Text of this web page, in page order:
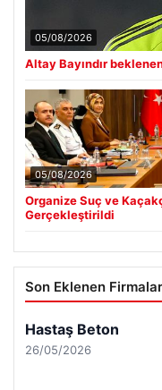
05/08/2026
Altay Bayındır
05/08/2026
Organize Suç ve
Gerçekleştirildi
Son Eklenen Firmalar
Hastaş Beton
26/05/2026